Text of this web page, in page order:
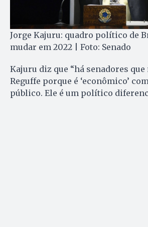
Jorge Kajuru: quadro político de
mudar em 2022 | Foto: Senado
Kajuru diz que “há senadores
Reguffe porque é ‘econômico’
público. Ele é um político